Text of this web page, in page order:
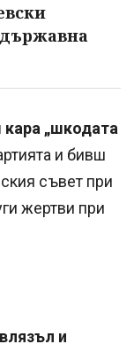
държавна
кара „шкодата
и бивш
съвет при
жертви при
влязъл и